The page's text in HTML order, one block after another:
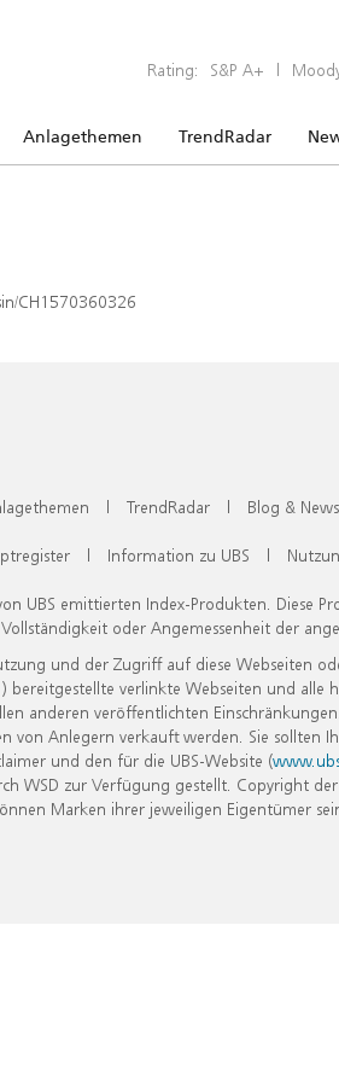
Rating: S&P A+ |
Anlagethemen TrendRadar
CH1570360326
| TrendRadar | Blog &
| Information zu UBS |
UBS emittierten Index-Produkten. Diese
oder Angemessenheit der
und der Zugriff auf diese Webseiten
verlinkte Webseiten und
anderen veröffentlichten
Anlegern verkauft werden. Sie sollten
und den für die UBS-Website (
zur Verfügung gestellt. Copyright
Marken ihrer jeweiligen Eigentümer